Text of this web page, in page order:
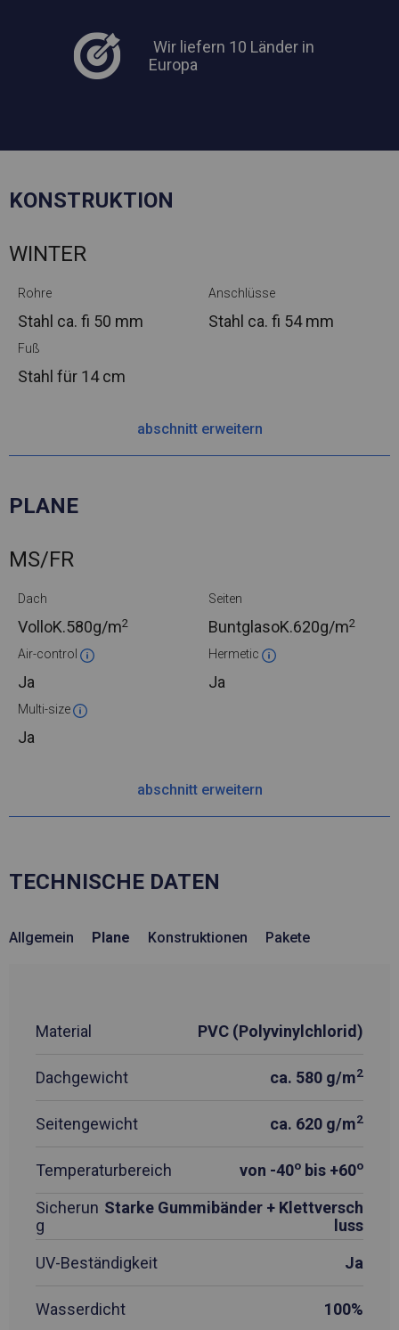
Wir liefern 10 Länder in
Europa
KONSTRUKTION
WINTER
Rohre
Stahl ca. fi 50 mm
Anschlüsse
Stahl ca. fi 54 mm
Fuß
Stahl für 14 cm
abschnitt erweitern
PLANE
MS/FR
Dach
VolloK.580g/m2
Seiten
BuntglasoK.620g/m2
Air-control
Ja
Hermetic
Ja
Multi-size
Ja
abschnitt erweitern
TECHNISCHE DATEN
Allgemein Plane Konstruktionen Pakete
Material PVC (Polyvinylchlorid)
Dachgewicht ca. 580 g/m2
Seitengewicht ca. 620 g/m2
Temperaturbereich von -40o bis +60o
Sicherun
g
Starke Gummibänder + Klettversch
luss
UV-Beständigkeit
Ja
Wasserdicht 100%